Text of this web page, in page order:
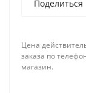
Поделиться
Цена
заказа по
магазин.